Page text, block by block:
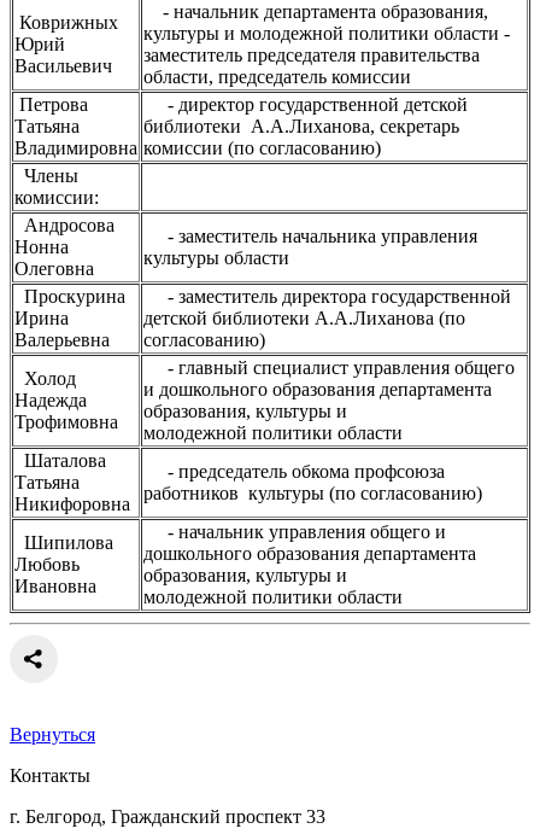
Коврижных
Юрий
Васильевич
- начальник департамента образования,
культуры и молодежной политики области -
заместитель председателя правительства
области, председатель комиссии
Петрова
Татьяна
Владимировна
- директор государственной детской
библиотеки А.А.Лиханова, секретарь
комиссии (по согласованию)
Члены
комиссии:
Андросова
Нонна
Олеговна
- заместитель начальника управления
культуры области
Проскурина
Ирина
Валерьевна
- заместитель директора государственной
детской библиотеки А.А.Лиханова (по
согласованию)
Холод
Надежда
Трофимовна
- главный специалист управления общего
и дошкольного образования департамента
образования, культуры и
молодежной политики области
Шаталова
Татьяна
Никифоровна
- председатель обкома профсоюза
работников культуры (по согласованию)
Шипилова
Любовь
Ивановна
- начальник управления общего и
дошкольного образования департамента
образования, культуры и
молодежной политики области
Вернуться
Контакты
г. Белгород, Гражданский проспект 33